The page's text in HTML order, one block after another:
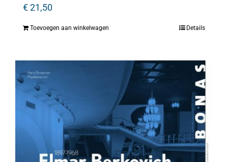
€21,50
Toevoegen aan winkelwagen Details